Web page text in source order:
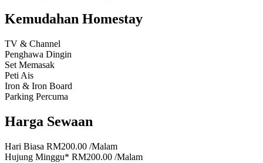
Kemudahan Homestay
TV & Channel
Penghawa Dingin
Set Memasak
Peti Ais
Iron & Iron Board
Parking Percuma
Harga Sewaan
Hari Biasa RM200.00 /Malam
Hujung Minggu* RM200.00 /Malam